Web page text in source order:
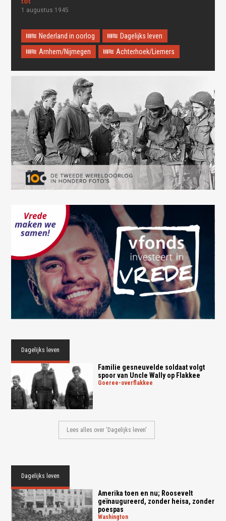
1 augustus 1945
Nederland in oorlog
Dagelijks leven
Arnhem/Nijmegen
Achterhoek/Liemers
Dagelijks leven
Familie gesneuvelde soldaat volgt
spoor van Uncle Wally op Flakkee
goeree-overflakkee
Lees alles over 'Dagelijks leven'
Dagelijks leven
Amerika toen en nu; Roosevelt
geïnaugureerd, zonder heisa, zonder
poespas
washington